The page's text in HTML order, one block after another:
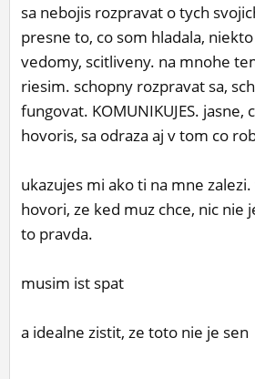
sa nebojis rozpravat o tych
presne to, co som hladala,
vedomy, scitliveny. na mnohe
riesim. schopny rozpravat sa,
fungovat. KOMUNIKUJES.
hovoris, sa odraza aj v tom co
ukazujes mi ako ti na mne
hovori, ze ked muz chce, nic nie
to pravda.
musim ist spat
a idealne zistit, ze toto nie je sen